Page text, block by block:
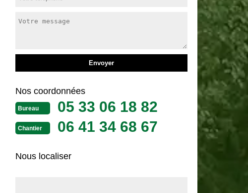
Nos coordonnées
Bureau 05 33 06 18 82
Chantier 06 41 34 68 67
Nous localiser